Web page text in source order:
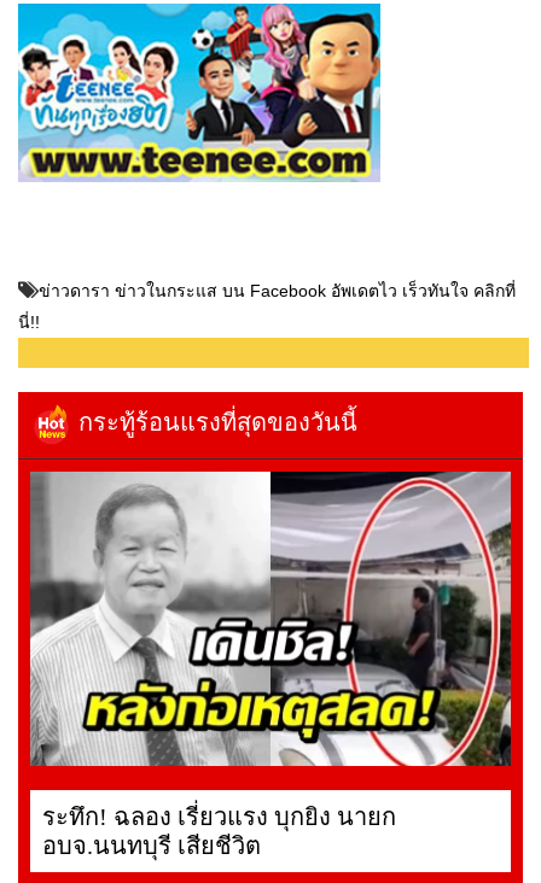
ข่าวดารา ข่าวในกระแส บน Facebook อัพเดตไว เร็วทันใจ คลิกที่
นี่!!
กระทู้ร้อนแรงที่สุดของวันนี้
ระทึก! ฉลอง เรี่ยวแรง บุกยิง นายก
อบจ.นนทบุรี เสียชีวิต